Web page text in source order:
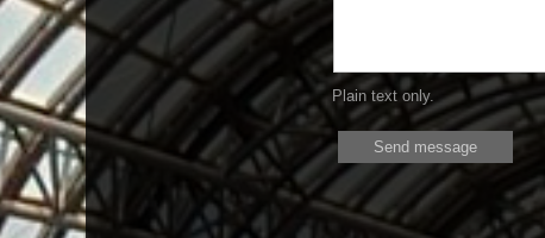
Plain text only.